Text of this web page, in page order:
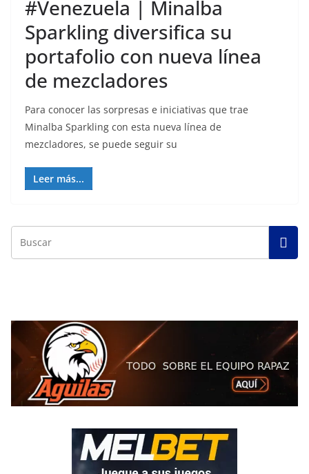
#Venezuela | Minalba
Sparkling diversifica su
portafolio con nueva línea
de mezcladores
Para conocer las sorpresas e iniciativas que trae
Minalba Sparkling con esta nueva línea de
mezcladores, se puede seguir su
Leer más...